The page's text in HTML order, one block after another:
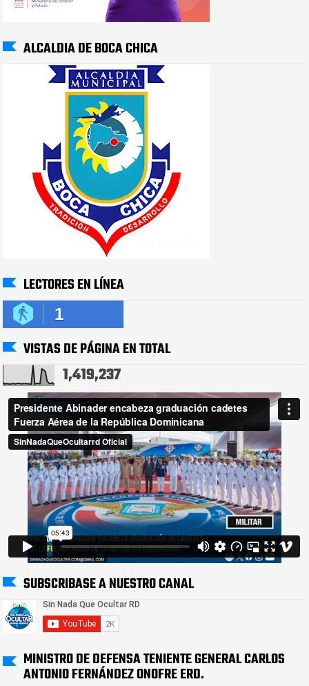
ALCALDIA DE BOCA CHICA
LECTORES EN LÍNEA
1
VISTAS DE PÁGINA EN TOTAL
1,419,237
SUBSCRIBASE A NUESTRO CANAL
MINISTRO DE DEFENSA TENIENTE GENERAL CARLOS
ANTONIO FERNÁNDEZ ONOFRE ERD.